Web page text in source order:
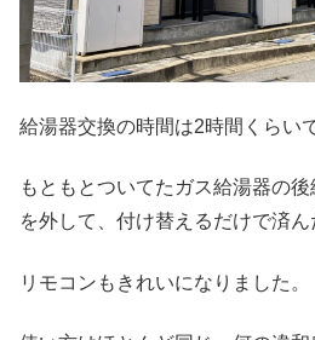
給湯器交換の時間は2時間くらい
もともとついてたガス給湯器の
を外して、付け替えるだけで済ん
リモコンもきれいになりました。